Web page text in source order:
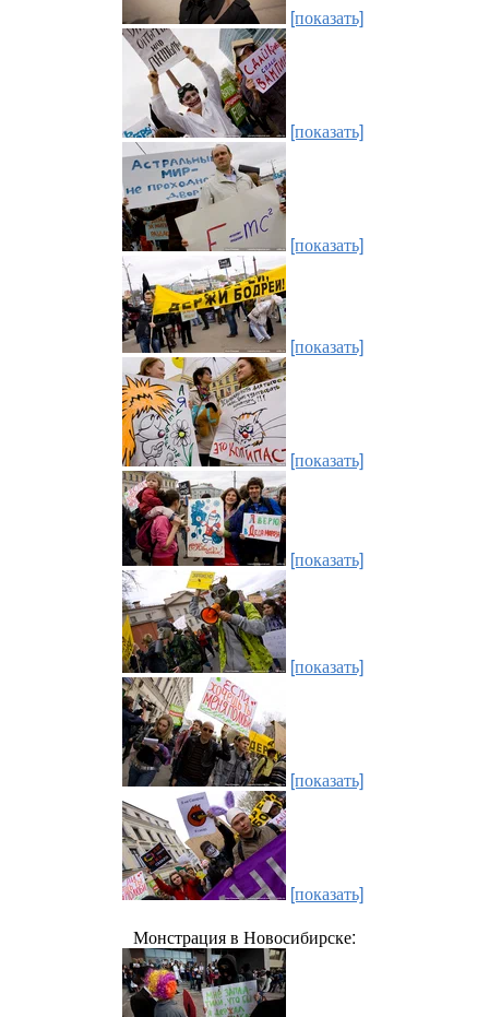
[показать]
[показать]
[показать]
[показать]
[показать]
[показать]
[показать]
[показать]
[показать]
Монстрация в Новосибирске: